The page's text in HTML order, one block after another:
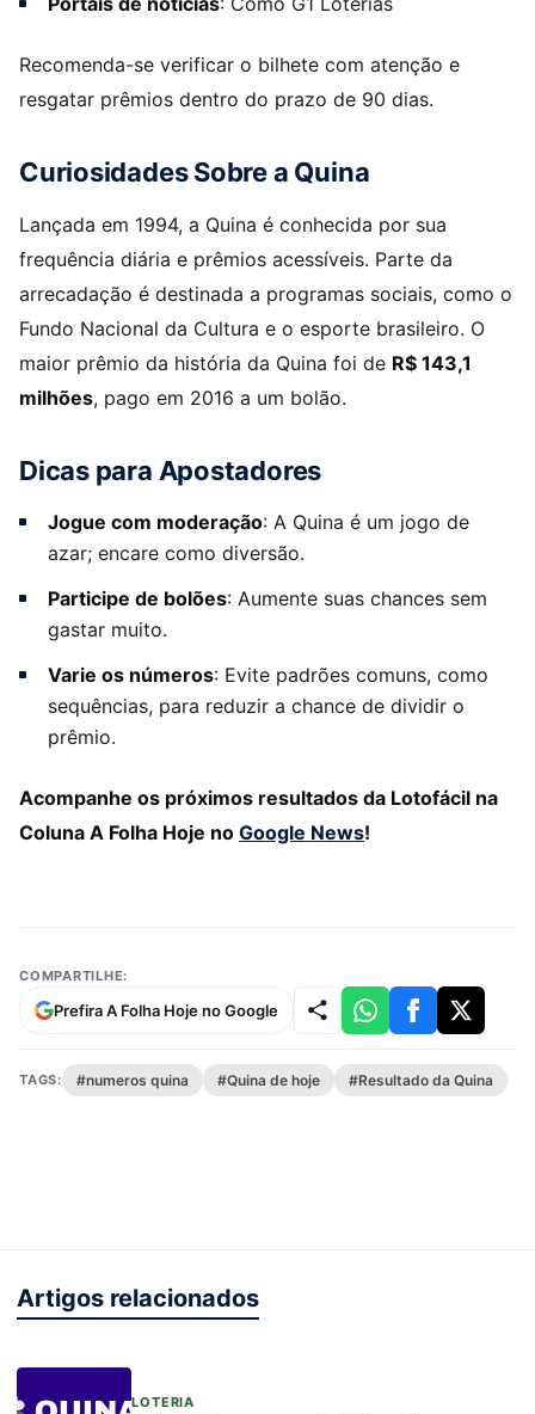
Recomenda-se verificar o bilhete com atenção e
resgatar prêmios dentro do prazo de 90 dias.
Curiosidades Sobre a Quina
Lançada em 1994, a Quina é conhecida por sua
frequência diária e prêmios acessíveis. Parte da
arrecadação é destinada a programas sociais, como o
Fundo Nacional da Cultura e o esporte brasileiro. O
maior prêmio da história da Quina foi de R$ 143,1
milhões, pago em 2016 a um bolão.
Dicas para Apostadores
Jogue com moderação: A Quina é um jogo de
azar; encare como diversão.
Participe de bolões: Aumente suas chances sem
gastar muito.
Varie os números: Evite padrões comuns, como
sequências, para reduzir a chance de dividir o
prêmio.
Acompanhe os próximos resultados da Lotofácil na
Coluna A Folha Hoje no Google News!
COMPARTILHE:
Prefira A Folha Hoje no Google
TAGS: #numeros quina #Quina de hoje #Resultado da Quina
Artigos relacionados
LOTERIA